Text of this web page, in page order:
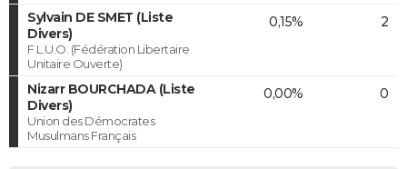
Sylvain DE SMET (Liste
Divers)
F.L.U.O. (Fédération Libertaire
Unitaire Ouverte)
0,15% 2
Nizarr BOURCHADA (Liste
Divers)
Union des Démocrates
Musulmans Français
0,00% 0